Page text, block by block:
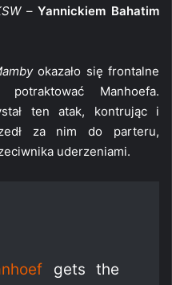
–Yannickiem Bahatim
okazało się frontalne
Manhoefa.
ten atak, kontrując i
za nim do parteru,
uderzeniami.
gets the